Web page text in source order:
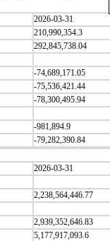
2026-03-31
210,990,354.3
292,845,738.04
-74,689,171.05
-75,536,421.44
-78,300,495.94
-981,894.9
-79,282,390.84
2026-03-31
2,238,564,446.77
2,939,352,646.83
5,177,917,093.6